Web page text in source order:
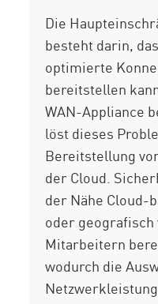
Die
besteht darin,
optimierte
bereitstellen
WAN-Appliance
löst dieses
Bereitstellung
der Cloud.
der Nähe Cloud-
oder
Mitarbeitern
wodurch die